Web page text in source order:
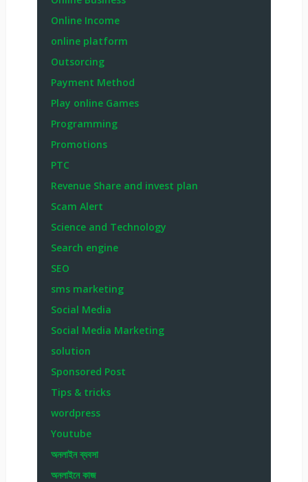
Online Income
online platform
Outsorcing
Payment Method
Play online Games
Programming
Promotions
PTC
Revenue Share and invest plan
Scam Alert
Science and Technology
Search engine
SEO
sms marketing
Social Media
Social Media Marketing
solution
Sponsored Post
Tips & tricks
wordpress
Youtube
অনলাইন ব্যবসা
অনলাইনে কাজ